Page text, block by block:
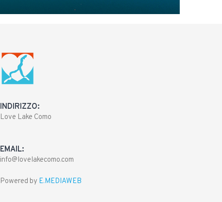
INDIRIZZO:
Love Lake Como
EMAIL:
info@lovelakecomo.com
Powered by E.MEDIAWEB